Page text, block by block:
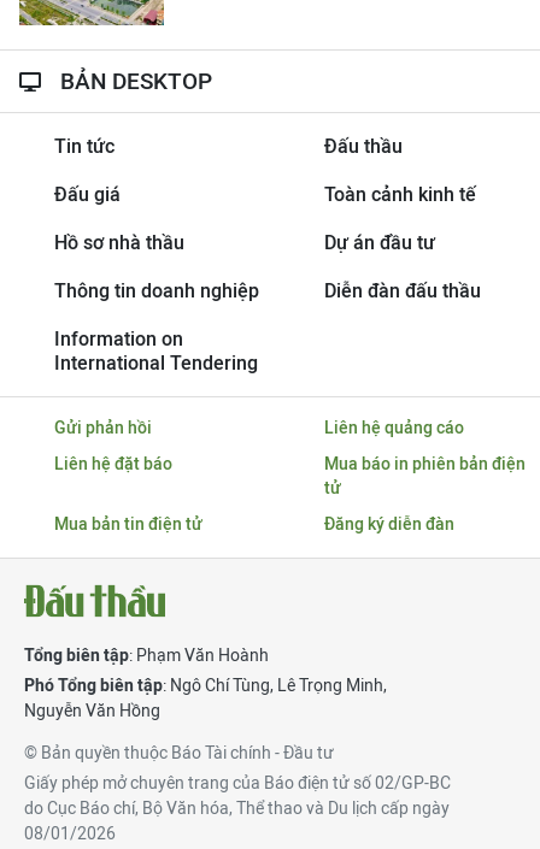
BẢN DESKTOP
Tin tức Đấu thầu
Đấu giá Toàn cảnh kinh tế
Hồ sơ nhà thầu Dự án đầu tư
Thông tin doanh nghiệp Diễn đàn đấu thầu
Information on
International Tendering
Gửi phản hồi
Liên hệ quảng cáo
Liên hệ đặt báo
Mua báo in phiên bản điện
tử
Mua bản tin điện tử
Đăng ký diễn đàn
Tổng biên tập: Phạm Văn Hoành
Phó Tổng biên tập: Ngô Chí Tùng, Lê Trọng Minh,
Nguyễn Văn Hồng
© Bản quyền thuộc Báo Tài chính - Đầu tư
Giấy phép mở chuyên trang của Báo điện tử số 02/GP-BC
do Cục Báo chí, Bộ Văn hóa, Thể thao và Du lịch cấp ngày
08/01/2026